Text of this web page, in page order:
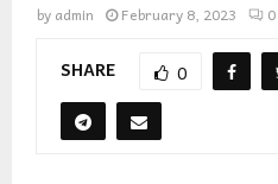
by admin February 8, 2023 0
SHARE 0